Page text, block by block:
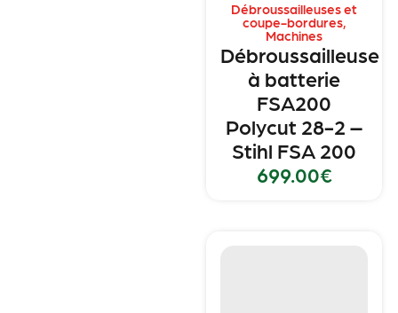
Débroussailleuses et
coupe-bordures,
Machines
Débroussailleuse
à batterie
FSA200
Polycut 28-2 –
Stihl FSA 200
699.00€